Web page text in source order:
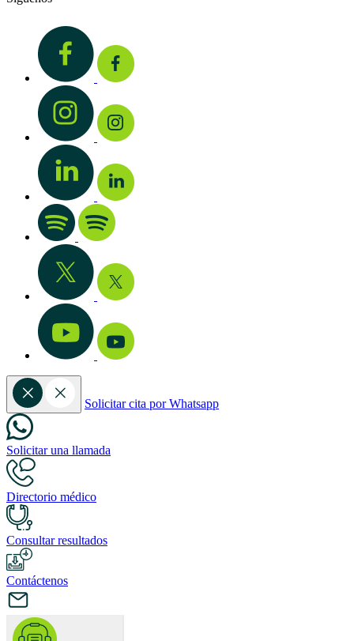
Solicitar cita por Whatsapp
Solicitar una llamada
Directorio médico
Consultar resultados
Contáctenos